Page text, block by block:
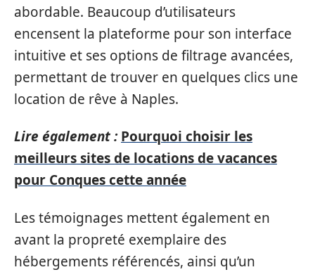
abordable. Beaucoup d’utilisateurs
encensent la plateforme pour son interface
intuitive et ses options de filtrage avancées,
permettant de trouver en quelques clics une
location de rêve à Naples.
Lire également : Pourquoi choisir les
meilleurs sites de locations de vacances
pour Conques cette année
Les témoignages mettent également en
avant la propreté exemplaire des
hébergements référencés, ainsi qu’un